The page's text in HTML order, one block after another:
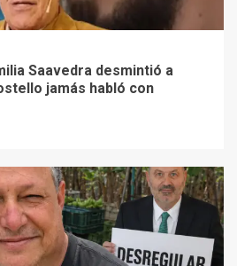
Saavedra desmintió a
jamás habló con